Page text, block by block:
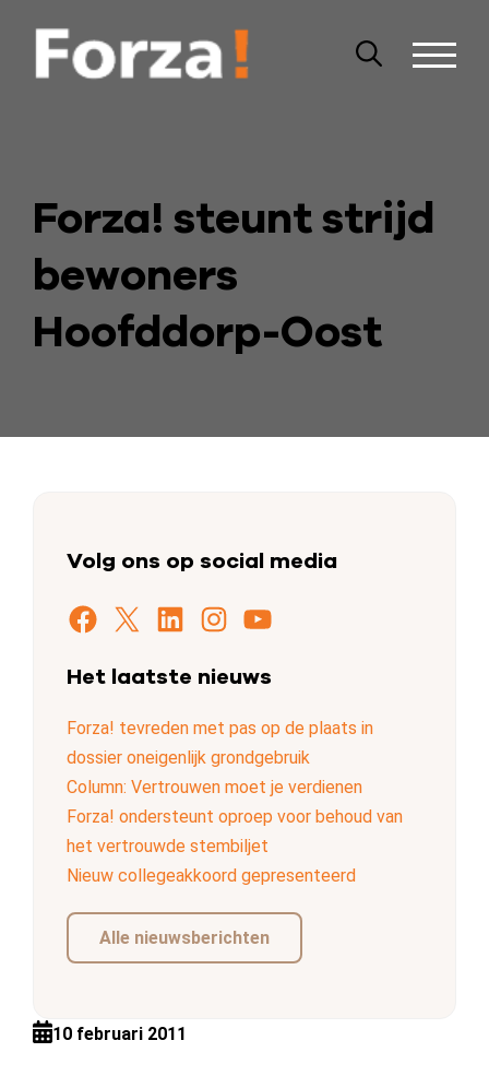
Forza! steunt strijd
bewoners
Hoofddorp-Oost
Volg ons op social media
Facebook X LinkedIn Instagram YouTube
Het laatste nieuws
Forza! tevreden met pas op de plaats in
dossier oneigenlijk grondgebruik
Column: Vertrouwen moet je verdienen
Forza! ondersteunt oproep voor behoud van
het vertrouwde stembiljet
Nieuw collegeakkoord gepresenteerd
Alle nieuwsberichten
10 februari 2011